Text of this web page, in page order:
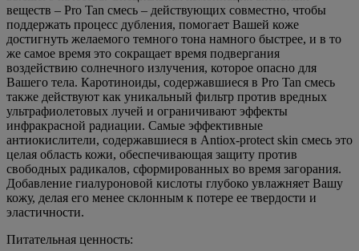
веществ – Pro Tan смесь – действующих совместно, чтобы
поддержать процесс дубления, помогает Вашей коже
достигнуть желаемого темного тона намного быстрее, и в то
же самое время это сокращает время подвергания
воздействию солнечного излучения, которое опасно для
Вашего тела. Каротиноиды, содержавшиеся в Pro Tan смесь
также действуют как уникальный фильтр против вредных
ультрафиолетовых лучей и ограничивают эффекты
инфракрасной радиации. Самые эффективные
антиокислители, содержавшиеся в Antiox-protect skin смесь это
целая область кожи, обеспечивающая защиту против
свободных радикалов, сформированных во время загорания.
Добавление гиалуроновой кислоты глубоко увлажняет Вашу
кожу, делая его менее склонным к потере ее твердости и
эластичности.
Питательная ценность: